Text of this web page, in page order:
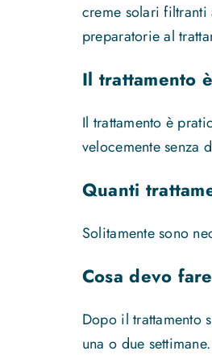
creme solari
preparatorie al
Il trattamento
Il trattamento è
velocemente senza
Quanti
Solitamente sono
Cosa devo
Dopo il trattamento
una o due